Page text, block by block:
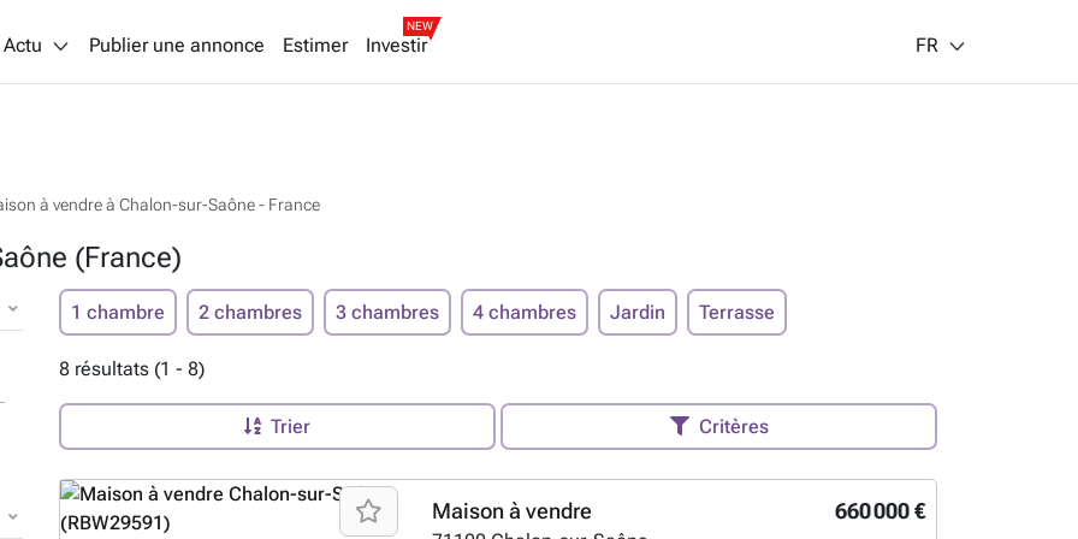
Actu Publier une annonce Estimer Investir
NEW
FR
à vendre à Chalon-sur-Saône - France
(France)
1 chambre 2 chambres 3 chambres 4 chambres Jardin Terrasse
8 résultats (1 - 8)
Trier Critères
660 000 €
Maison à vendre